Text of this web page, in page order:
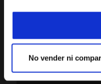
No vender ni
INFORME DE
CONTACTO